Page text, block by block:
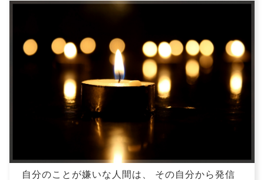
自分のことが嫌いな人間は、 その自分から発信